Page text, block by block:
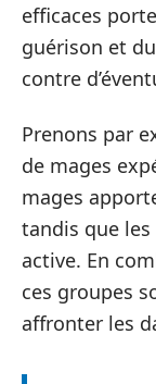
efficaces
guérison et
contre
Prenons par
de mages
mages
tandis que
active. En
ces groupes
affronter les